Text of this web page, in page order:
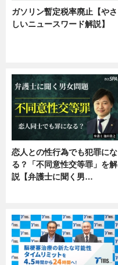
ガソリン暫定税率廃止【やさ
しいニュースワード解説】
恋人との性行為でも犯罪にな
る？「不同意性交等罪」を解
説【弁護士に聞く男…